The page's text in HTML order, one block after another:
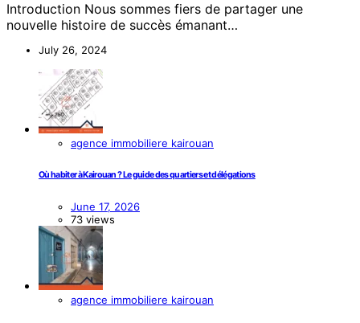
Introduction Nous sommes fiers de partager une
nouvelle histoire de succès émanant…
July 26, 2024
agence immobiliere kairouan
Où habiter à Kairouan ? Le guide des quartiers et délégations
June 17, 2026
73 views
agence immobiliere kairouan